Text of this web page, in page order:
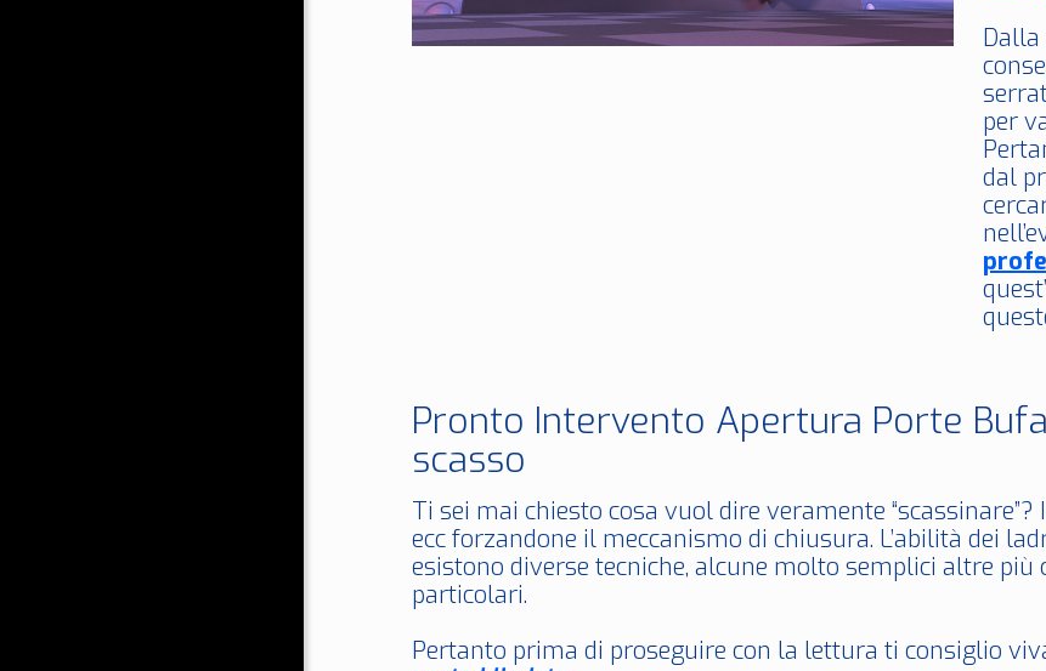
per
dal
Pronto Intervento Apertura Porte
scasso
Ti sei mai chiesto cosa vuol dire veramente
ecc forzandone il meccanismo di chiusura. L’abilità dei
esistono diverse tecniche, alcune molto semplici altre
particolari.
Pertanto prima di proseguire con la lettura ti consiglio